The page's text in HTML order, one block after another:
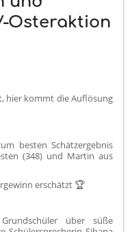
Osteraktion
hier kommt die Auflösung
besten Schätzergebnis
(348) und Martin aus
erschätzt 🏆
über süße